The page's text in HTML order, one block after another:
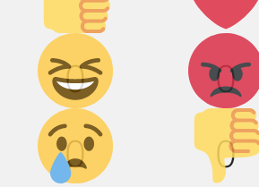
0 0
Дикий
смех!
0
Агрессия!
0
Грусть :(
Палец
вниз!